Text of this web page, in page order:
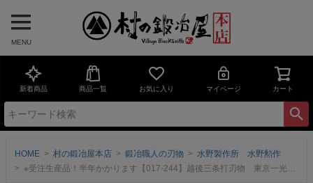
MENU
新着商品 商品一覧 お気に入り マイページ カート
HOME 村の鍛冶屋本店 鍛冶職人の刃物
水野製作所 水野勲作
※受注生産品！半年かかります【017-244】越後三条打刃物 東京一光 掴箸黒染 竹シリーズ 30mm ＜三条市製｜水野製作所＞握りやすさと高い意匠性を両立する竹シリーズ【頑張って送料無料！】